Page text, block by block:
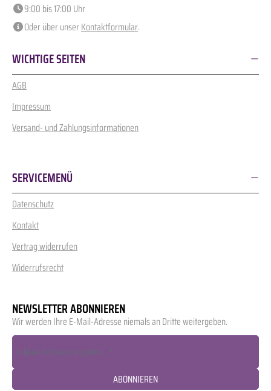
9:00 bis 17:00 Uhr
Oder über unserKontaktformular.
WICHTIGE SEITEN
AGB
Impressum
Versand- und Zahlungsinformationen
SERVICEMENÜ
Datenschutz
Kontakt
Vertrag widerrufen
Widerrufsrecht
NEWSLETTER ABONNIEREN
Wir werden Ihre E-Mail-Adresse niemals an Dritte weitergeben.
ABONNIEREN